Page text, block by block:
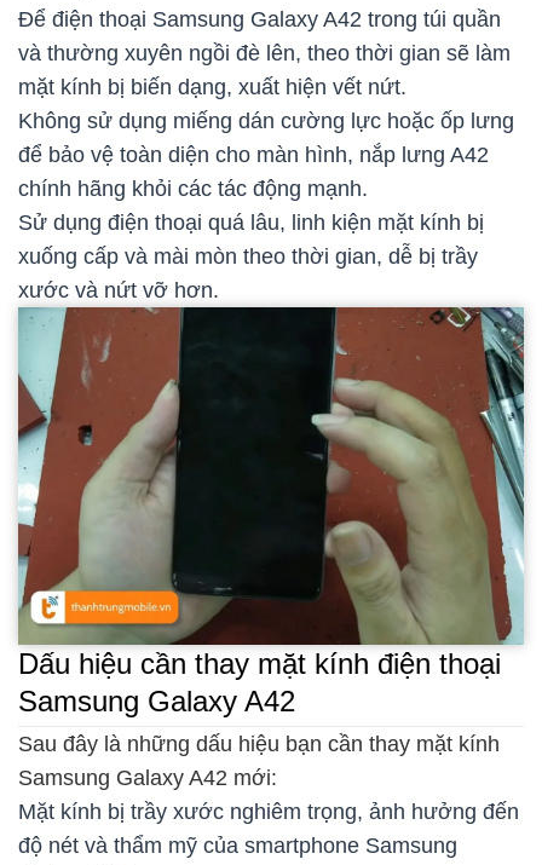
Để điện thoại Samsung Galaxy A42 trong túi quần
và thường xuyên ngồi đè lên, theo thời gian sẽ làm
mặt kính bị biến dạng, xuất hiện vết nứt.
Không sử dụng miếng dán cường lực hoặc ốp lưng
để bảo vệ toàn diện cho màn hình, nắp lưng A42
chính hãng khỏi các tác động mạnh.
Sử dụng điện thoại quá lâu, linh kiện mặt kính bị
xuống cấp và mài mòn theo thời gian, dễ bị trầy
xước và nứt vỡ hơn.
Dấu hiệu cần thay mặt kính điện thoại
Samsung Galaxy A42
Sau đây là những dấu hiệu bạn cần thay mặt kính
Samsung Galaxy A42 mới:
Mặt kính bị trầy xước nghiêm trọng, ảnh hưởng đến
độ nét và thẩm mỹ của smartphone Samsung